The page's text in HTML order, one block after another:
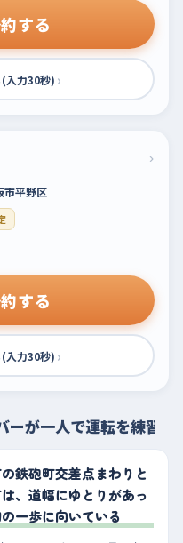
する
(入力30秒) ›
›
市平野区
する
(入力30秒) ›
ーが一人で運転を練習す
鉄砲町交差点まわりと
、道幅にゆとりがあっ
一歩に向いている